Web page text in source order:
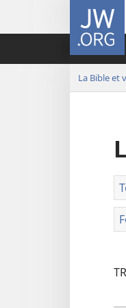
JW.ORG
La Bible et